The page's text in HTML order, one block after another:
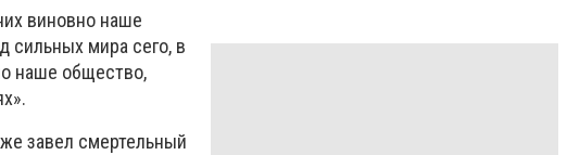
виновно наше
сильных мира сего, в
наше общество,
завел смертельный